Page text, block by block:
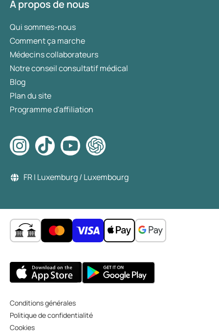
À propos de nous
Qui sommes-nous
Comment ça marche
Médecins collaborateurs
Notre conseil consultatif médical
Blog
Plan du site
Programme d'affiliation
FR | Luxemburg / Luxembourg
Conditions générales
Politique de confidentialité
Cookies